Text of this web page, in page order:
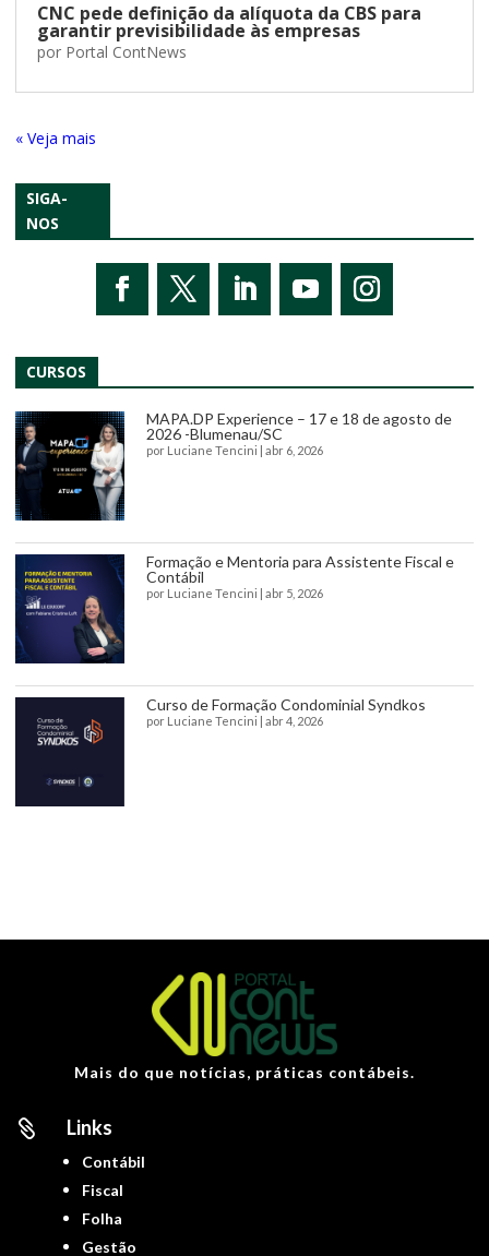
CNC pede definição da alíquota da CBS para
garantir previsibilidade às empresas
por Portal ContNews
« Entradas Antigas
SIGA-
NOS
CURSOS
MAPA.DP Experience – 17 e 18 de agosto de
2026 -Blumenau/SC
por Luciane Tencini abr 6, 2026
Formação e Mentoria para Assistente Fiscal e
Contábil
por Luciane Tencini abr 5, 2026
Curso de Formação Condominial Syndkos
por Luciane Tencini abr 4, 2026
Mais do que notícias, práticas contábeis.
 Links
Contábil
Fiscal
Folha
Gestão